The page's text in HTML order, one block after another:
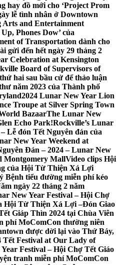
hay đồ mới cho ‘Project Prom
lễ tình nhân ở Downtown
Arts and Entertainment
Phones Dow’ của
of Transportation dành cho
gửi đến hết ngày 29 tháng 2
Celebration at Kensington
Board of Supervisors of
hai sau bầu cử để thảo luận
năm 2023 của Thành phố
2024 Lunar New Year Lion
Troupe at Silver Spring Town
BazaarThe Lunar New
Echo Park!Rockville’s Lunar
Lễ đón Tết Nguyên đán của
New Year Weekend at
Đán – 2024 – Lunar New
Montgomery MallVideo clips Hội
của Hội Từ Thiện Xá Lợi
tiểu đường miễn phí kéo
ngày 22 tháng 2 năm
New Year Festival – Hội Chợ
Hội Từ Thiện Xá Lợi –Đón Giao
Giáp Thìn 2024 tại Chùa Viên
phí MoComCon thường niên
được dời lại vào Thứ Bảy,
Tết Festival at Our Lady of
Festival – Hội Chợ Tết Giáo
tranh miễn phí MoComCon